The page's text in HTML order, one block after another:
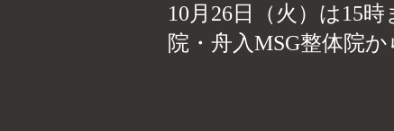
10月26日（火）は15
院・舟入MSG整体院